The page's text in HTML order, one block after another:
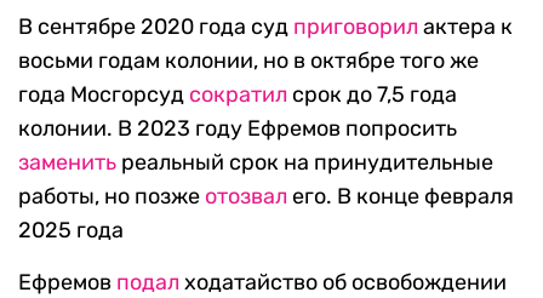
В сентябре 2020 года суд приговорил актера к
восьми годам колонии, но в октябре того же
года Мосгорсуд сократил срок до 7,5 года
колонии. В 2023 году Ефремов попросить
заменить реальный срок на принудительные
работы, но позже отозвал его. В конце февраля
2025 года
Ефремов подал ходатайство об освобождении